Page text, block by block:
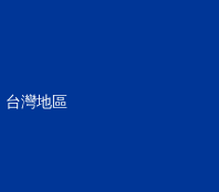
台灣地區